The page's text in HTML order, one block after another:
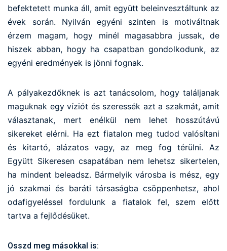
befektetett munka áll, amit együtt beleinvesztáltunk az
évek során. Nyilván egyéni szinten is motiváltnak
érzem magam, hogy minél magasabbra jussak, de
hiszek abban, hogy ha csapatban gondolkodunk, az
egyéni eredmények is jönni fognak.
A pályakezdőknek is azt tanácsolom, hogy találjanak
maguknak egy víziót és szeressék azt a szakmát, amit
választanak, mert enélkül nem lehet hosszútávú
sikereket elérni. Ha ezt fiatalon meg tudod valósítani
és kitartó, alázatos vagy, az meg fog térülni. Az
Együtt Sikeresen csapatában nem lehetsz sikertelen,
ha mindent beleadsz. Bármelyik városba is mész, egy
jó szakmai és baráti társaságba csöppenhetsz, ahol
odafigyeléssel fordulunk a fiatalok fel, szem előtt
tartva a fejlődésüket.
Osszd meg másokkal is: